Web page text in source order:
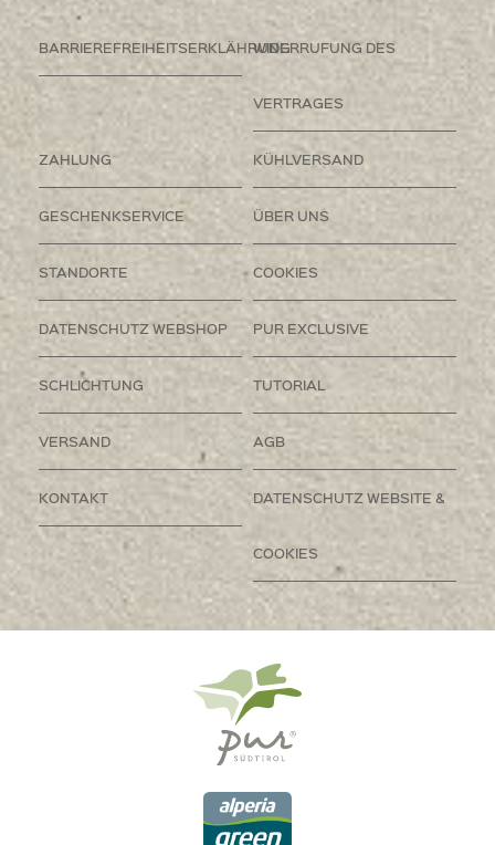
BARRIEREFREIHEITSERKLÄHRUNGWIDERRUFUNG DES
VERTRAGES
ZAHLUNG KÜHLVERSAND
GESCHENKSERVICE ÜBER UNS
STANDORTE COOKIES
DATENSCHUTZ WEBSHOP PUR EXCLUSIVE
SCHLICHTUNG TUTORIAL
VERSAND AGB
KONTAKT DATENSCHUTZ WEBSITE &
COOKIES